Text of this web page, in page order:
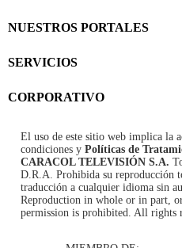
NUESTROS PORTALES
SERVICIOS
CORPORATIVO
El uso de este sitio web implica la
condiciones y Políticas de
CARACOL TELEVISIÓN S.A.
D.R.A. Prohibida su reproducción
traducción a cualquier idioma sin
Reproduction in whole or in part,
permission is prohibited. All rights